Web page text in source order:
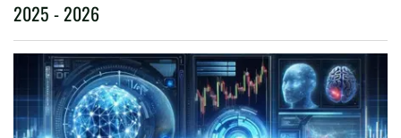
2025 - 2026